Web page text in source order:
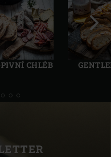
CHLÉB
Další